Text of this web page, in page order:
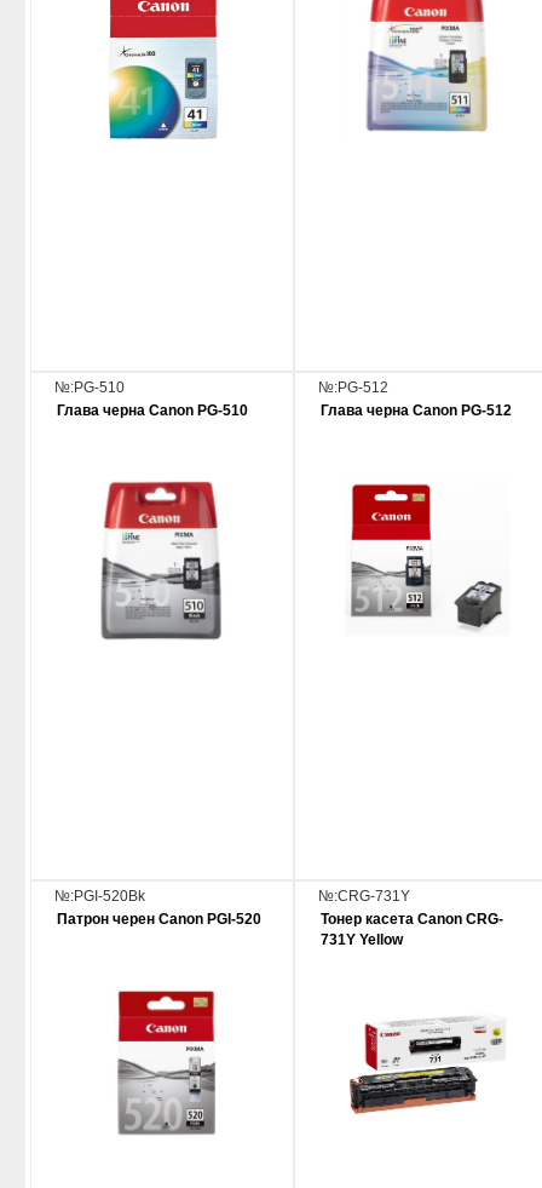
№:PG-510
Глава черна Canon PG-510
№:PG-512
Глава черна Canon PG-512
№:PGI-520Bk
Патрон черен Canon PGI-520
№:CRG-731Y
Тонер касета Canon CRG-
731Y Yellow